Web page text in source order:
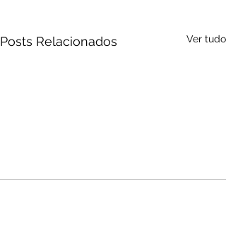
Posts Relacionados Ver tudo